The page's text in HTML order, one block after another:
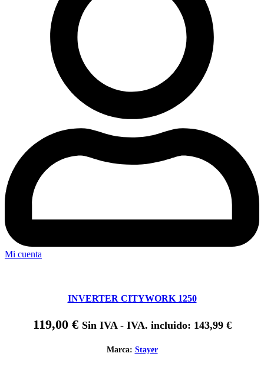
Mi cuenta
INVERTER CITYWORK 1250
119,00 € Sin IVA - IVA. incluido: 143,99 €
Marca: Stayer